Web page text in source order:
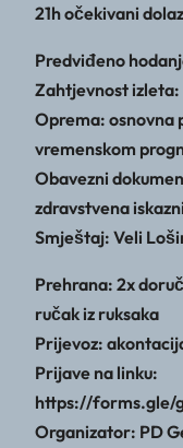
21h očekivani
Predviđeno
Zahtjevnost izleta:
Oprema: osnovna
vremenskom
Obavezni
zdravstvena
Smještaj: Veli
Prehrana: 2x
ručak iz ruksaka
Prijevoz:
Prijave na linku:
https://forms.gle/
Organizator: PD